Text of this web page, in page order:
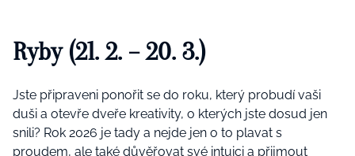
Ryby (21. 2. – 20. 3.)
Jste připraveni ponořit se do roku, který probudí vaši
duši a otevře dveře kreativity, o kterých jste dosud jen
snili? Rok 2026 je tady a nejde jen o to plavat s
proudem, ale také důvěřovat své intuici a přijmout